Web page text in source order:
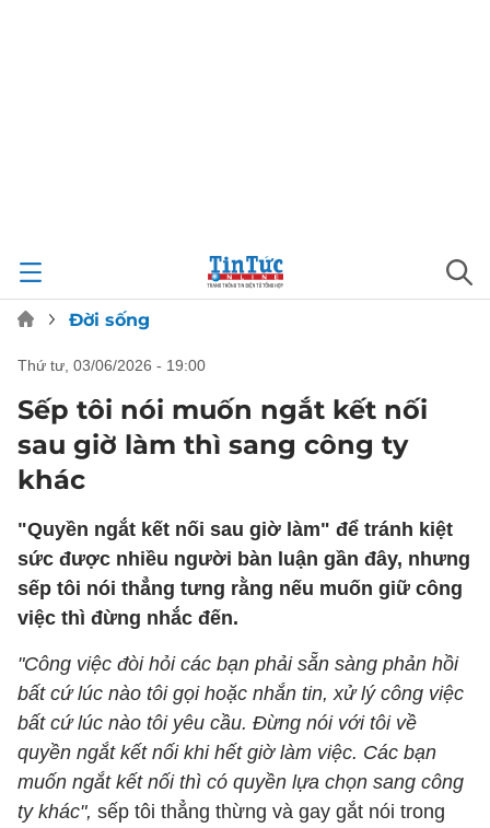
Đời sống
thứ tư, 03/06/2026 - 19:00
Sếp tôi nói muốn ngắt kết nối
sau giờ làm thì sang công ty
khác
"Quyền ngắt kết nối sau giờ làm" để tránh kiệt
sức được nhiều người bàn luận gần đây, nhưng
sếp tôi nói thẳng tưng rằng nếu muốn giữ công
việc thì đừng nhắc đến.
"Công việc đòi hỏi các bạn phải sẵn sàng phản hồi
bất cứ lúc nào tôi gọi hoặc nhắn tin, xử lý công việc
bất cứ lúc nào tôi yêu cầu. Đừng nói với tôi về
quyền ngắt kết nối khi hết giờ làm việc. Các bạn
muốn ngắt kết nối thì có quyền lựa chọn sang công
ty khác", sếp tôi thẳng thừng và gay gắt nói trong